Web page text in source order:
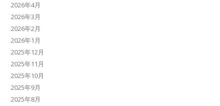
2026年4月
2026年3月
2026年2月
2026年1月
2025年12月
2025年11月
2025年10月
2025年9月
2025年8月